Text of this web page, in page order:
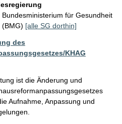
Bundesministerium für Gesundheit
(BMG) [alle SG dorthin]
des
KHAG
ist die Änderung und
Aufnahme, Anpassung und